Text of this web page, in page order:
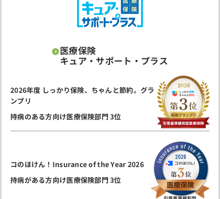
医療保険
キュア・サポート・プラス
2026年度 しっかり保険、ちゃんと節約。グラ
ンプリ
持病のある方向け医療保険部門 3位
コのほけん！Insurance of the Year 2026
持病がある方向け医療保険部門 3位